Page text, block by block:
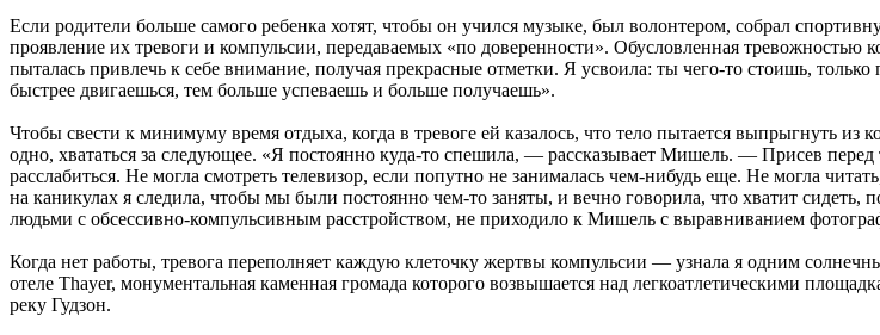
Если родители больше самого ребенка хотят, чтобы он учился музыке, был волонтером, собрал
проявление их тревоги и компульсии, передаваемых «по доверенности». Обусловленная
пыталась привлечь к себе внимание, получая прекрасные отметки. Я усвоила: ты чего-то стоишь,
быстрее двигаешься, тем больше успеваешь и больше получаешь».
Чтобы свести к минимуму время отдыха, когда в тревоге ей казалось, что тело пытается выпрыгнуть
одно, хвататься за следующее. «Я постоянно куда-то спешила, — рассказывает Мишель. — Присев перед
расслабиться. Не могла смотреть телевизор, если попутно не занималась чем-нибудь еще. Не могла
на каникулах я следила, чтобы мы были постоянно чем-то заняты, и вечно говорила, что хватит
людьми с обсессивно-компульсивным расстройством, не приходило к Мишель с выравниванием
Когда нет работы, тревога переполняет каждую клеточку жертвы компульсии — узнала я одним
отеле Thayer, монументальная каменная громада которого возвышается над легкоатлетическими
реку Гудзон.